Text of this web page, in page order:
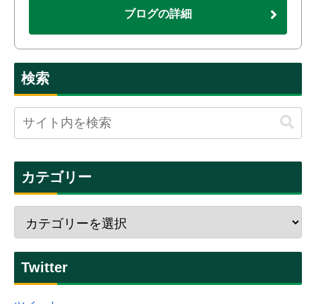
ブログの詳細
検索
カテゴリー
Twitter